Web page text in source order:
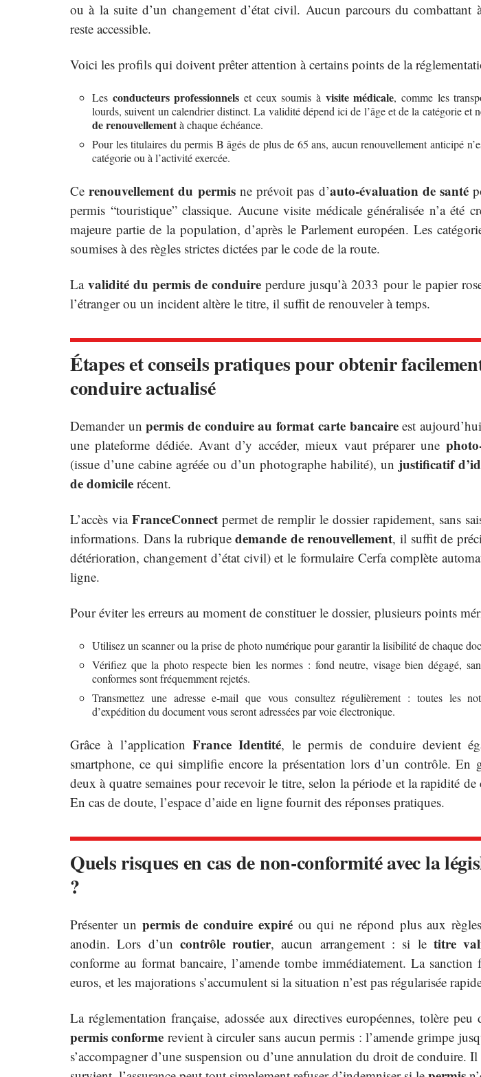
ou à la suite d’un changement d’état civil. Aucun parcours du combattant
reste accessible.
Voici les profils qui doivent prêter attention à certains points de la
Les conducteurs professionnels et ceux soumis à visite médicale, comme les
lourds, suivent un calendrier distinct. La validité dépend ici de l’âge et de la catégorie et
de renouvellementà chaque échéance.
Pour les titulaires du permis B âgés de plus de 65 ans, aucun renouvellement anticipé
catégorie ou à l’activité exercée.
Cerenouvellement du permisne prévoit pas d’auto-évaluation de santé
permis “touristique” classique. Aucune visite médicale généralisée n’a été
majeure partie de la population, d’après le Parlement européen. Les
soumises à des règles strictes dictées par le code de la route.
Lavalidité du permis de conduire perdure jusqu’à 2033 pour le papier
l’étranger ou un incident altère le titre, il suffit de renouveler à temps.
Étapes et conseils pratiques pour obtenir
conduire actualisé
Demander unpermis de conduire au format carte bancaireest
une plateforme dédiée. Avant d’y accéder, mieux vaut préparer une
(issue d’une cabine agréée ou d’un photographe habilité), un justificatif
de domicile récent.
L’accès via FranceConnectpermet de remplir le dossier rapidement, sans
informations. Dans la rubriquedemande de renouvellement, il suffit de
détérioration, changement d’état civil) et le formulaire Cerfa complète
ligne.
Pour éviter les erreurs au moment de constituer le dossier, plusieurs points
Utilisez un scanner ou la prise de photo numérique pour garantir la lisibilité de chaque
Vérifiez que la photo respecte bien les normes : fond neutre, visage bien dégagé,
conformes sont fréquemment rejetés.
Transmettez une adresse e-mail que vous consultez régulièrement : toutes les
d’expédition du document vous seront adressées par voie électronique.
Grâce à l’application France Identité, le permis de conduire devient
smartphone, ce qui simplifie encore la présentation lors d’un contrôle. En
deux à quatre semaines pour recevoir le titre, selon la période et la rapidité
En cas de doute, l’espace d’aide en ligne fournit des réponses pratiques.
Quels risques en cas de non-conformité avec la
?
Présenter un permis de conduire expiréou qui ne répond plus aux
anodin. Lors d’un contrôle routier, aucun arrangement : si le titre
conforme au format bancaire, l’amende tombe immédiatement. La sanction
euros, et les majorations s’accumulent si la situation n’est pas régularisée
La réglementation française, adossée aux directives européennes, tolère peu
permis conforme revient à circuler sans aucun permis : l’amende grimpe
s’accompagner d’une suspension ou d’une annulation du droit de conduire.